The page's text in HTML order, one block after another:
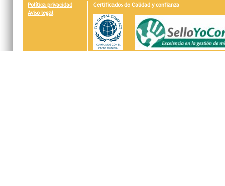
Política privacidad
Aviso legal
Certificados de Calidad y confianza